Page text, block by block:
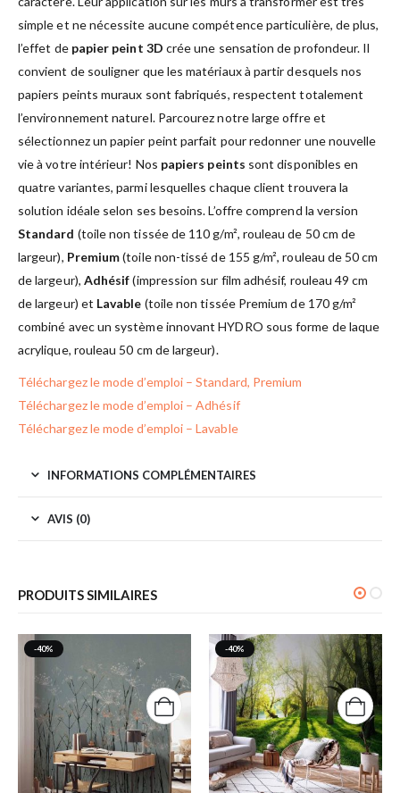
simple et ne nécessite aucune compétence particulière, de plus,
l’effet de papier peint 3D crée une sensation de profondeur. Il
convient de souligner que les matériaux à partir desquels nos
papiers peints muraux sont fabriqués, respectent totalement
l’environnement naturel. Parcourez notre large offre et
sélectionnez un papier peint parfait pour redonner une nouvelle
vie à votre intérieur! Nos papiers peints sont disponibles en
quatre variantes, parmi lesquelles chaque client trouvera la
solution idéale selon ses besoins. L’offre comprend la version
Standard (toile non tissée de 110 g/m², rouleau de 50 cm de
largeur), Premium(toile non-tissé de 155 g/m², rouleau de 50 cm
de largeur), Adhésif(impression sur film adhésif, rouleau 49 cm
de largeur) et Lavable (toile non tissée Premium de 170 g/m²
combiné avec un système innovant HYDRO sous forme de laque
acrylique, rouleau 50 cm de largeur).
Téléchargez le mode d’emploi – Standard, Premium
Téléchargez le mode d’emploi – Adhésif
Téléchargez le mode d’emploi – Lavable
INFORMATIONS COMPLÉMENTAIRES
AVIS (0)
PRODUITS SIMILAIRES
-40% -40%